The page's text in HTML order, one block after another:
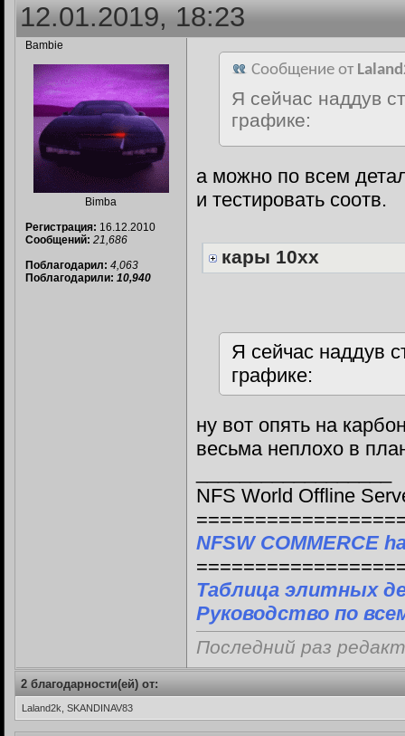
12.01.2019, 18:23
Bambie
Bimba
Регистрация: 16.12.2010
Сообщений: 21,686
Поблагодарил: 4,063
Поблагодарили: 10,940
Сообщение от
Я сейчас наддув
графике:
а можно по всем
и тестировать соотв.
кары 10хх
Я сейчас наддув
графике:
ну вот опять на
весьма неплохо в
NFS World Offline
NFSW COMMERCE
Таблица элитных
Руководство по
Последний раз
2 благодарности(ей) от:
Laland2k, SKANDINAV83